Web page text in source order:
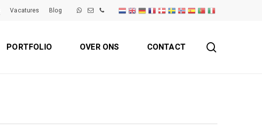
Vacatures Blog
PORTFOLIO OVER ONS CONTACT